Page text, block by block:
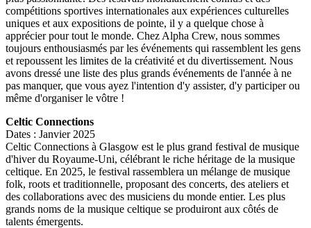
compétitions sportives internationales aux expériences culturelles
uniques et aux expositions de pointe, il y a quelque chose à
apprécier pour tout le monde. Chez Alpha Crew, nous sommes
toujours enthousiasmés par les événements qui rassemblent les gens
et repoussent les limites de la créativité et du divertissement. Nous
avons dressé une liste des plus grands événements de l'année à ne
pas manquer, que vous ayez l'intention d'y assister, d'y participer ou
même d'organiser le vôtre !
Celtic Connections
Dates : Janvier 2025
Celtic Connections à Glasgow est le plus grand festival de musique
d'hiver du Royaume-Uni, célébrant le riche héritage de la musique
celtique. En 2025, le festival rassemblera un mélange de musique
folk, roots et traditionnelle, proposant des concerts, des ateliers et
des collaborations avec des musiciens du monde entier. Les plus
grands noms de la musique celtique se produiront aux côtés de
talents émergents.